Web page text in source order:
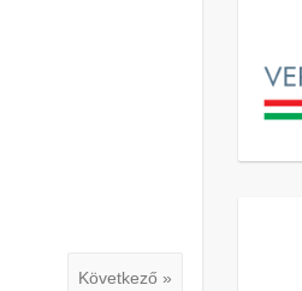
Következő »